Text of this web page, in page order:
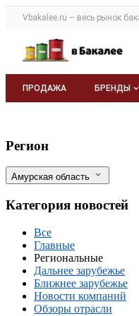
Раздел
Vbakalee.ru – весь рынок
Авторизация и
Навигация по
ПРОДАЖА БРЕНДЫ
Амурский
Фильтры
Регион
Амурская область
Категория новостей
Все
Главные
Региональные
Дальнее зарубежье
Ближнее зарубежье
Новости компаний
Обзоры отрасли